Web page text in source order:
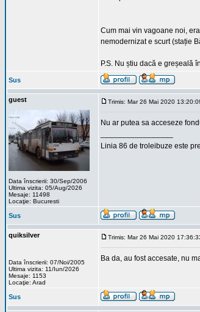
Cum mai vin vagoane noi,
nemodernizat e scurt (stație
P.S. Nu știu dacă e greșeală
Sus
guest
Data înscrierii: 30/Sep/2006
Ultima vizita: 05/Aug/2026
Mesaje: 11498
Locaţie: Bucuresti
Trimis: Mar 26 Mai 2020
Nu ar putea sa acceseze
Linia 86 de troleibuze este
Sus
quiksilver
Data înscrierii: 07/Noi/2005
Ultima vizita: 11/Iun/2026
Mesaje: 1153
Locaţie: Arad
Trimis: Mar 26 Mai 2020
Ba da, au fost accesate, nu
Sus